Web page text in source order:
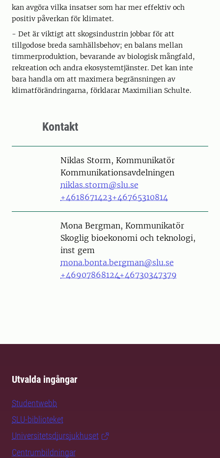
kan avgöra vilka insatser som har mer effektiv och
positiv påverkan för klimatet.
- Det är viktigt att skogsindustrin jobbar för att
tillgodose breda samhällsbehov; en balans mellan
timmerproduktion, bevarande av biologisk mångfald,
rekreation och andra ekosystemtjänster. Det kan inte
bara handla om att maximera begränsningen av
klimatförändringarna, förklarar Maximilian Schulte.
Kontakt
PersonNiklas Storm, Kommunikatör
Kommunikationsavdelningen
niklas.storm@slu.se
+4618671423+46765310814
PersonMona Bergman, Kommunikatör
Skoglig bioekonomi och teknologi,
inst gem
mona.bonta.bergman@slu.se
+46907868124+46730347379
Utvalda ingångar
Studentwebb
SLU-biblioteket
Universitetsdjursjukhuset
Centrumbildningar